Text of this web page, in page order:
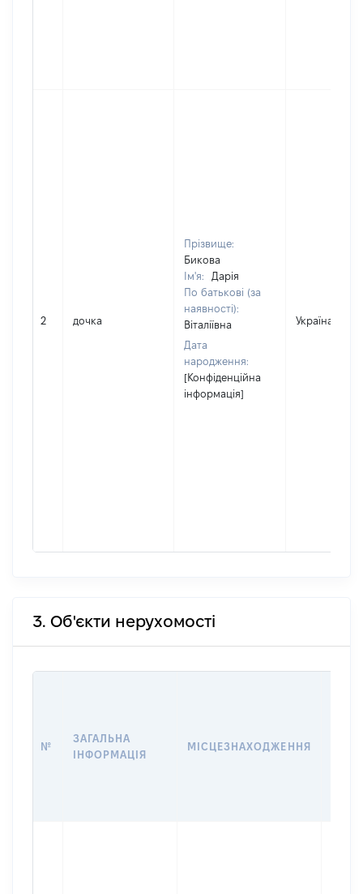
2 дочка
Прізвище:
Бикова
Ім'я:
Дарія
По батькові (за
наявності):
Віталіївна
Дата
народження:
[Конфіденційна
інформація]
Україна
3. Об'єкти нерухомості
№
ЗАГАЛЬНА
ІНФОРМАЦІЯ
МІСЦЕЗНАХОДЖЕННЯ